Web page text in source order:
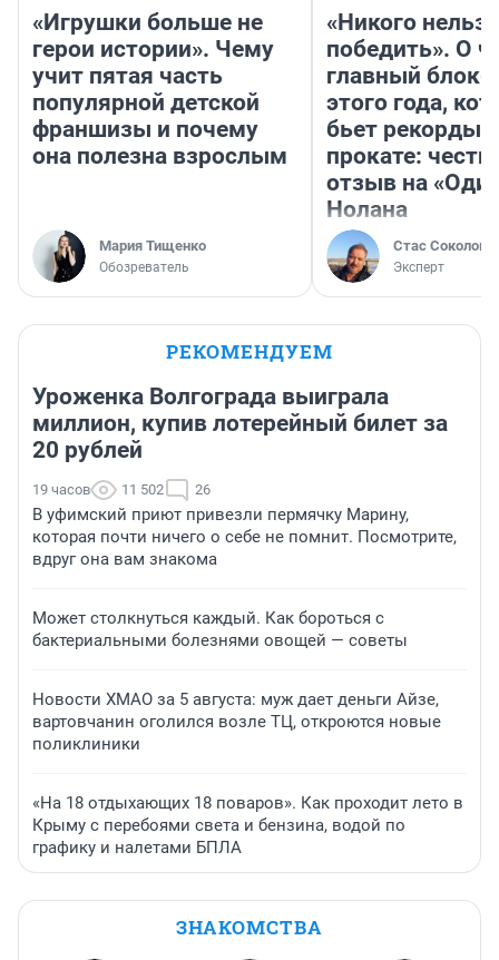
«Игрушки больше не
герои истории». Чему
учит пятая часть
популярной детской
франшизы и почему
она полезна взрослым
Мария Тищенко
Обозреватель
«Никого нельзя
победить». О
главный
этого года,
бьет рекорды в
прокате:
отзыв на
Нолана
Стас Соколов
Эксперт
РЕКОМЕНДУЕМ
Уроженка Волгограда выиграла
миллион, купив лотерейный билет за
20 рублей
19 часов 11 502 26
В уфимский приют привезли пермячку Марину,
которая почти ничего о себе не помнит. Посмотрите,
вдруг она вам знакома
Может столкнуться каждый. Как бороться с
бактериальными болезнями овощей — советы
Новости ХМАО за 5 августа: муж дает деньги Айзе,
вартовчанин оголился возле ТЦ, откроются новые
поликлиники
«На 18 отдыхающих 18 поваров». Как проходит лето в
Крыму с перебоями света и бензина, водой по
графику и налетами БПЛА
ЗНАКОМСТВА